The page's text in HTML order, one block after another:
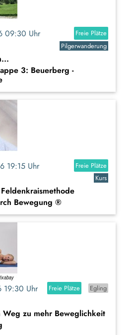
09:30 Uhr
Freie Plätze
Pilgerwanderung
3: Beuerberg -
19:15 Uhr
Freie Plätze
Kurs
Bewegung ®
19:30 Uhr Freie Plätze
Egling
Weg zu mehr Beweglichkeit